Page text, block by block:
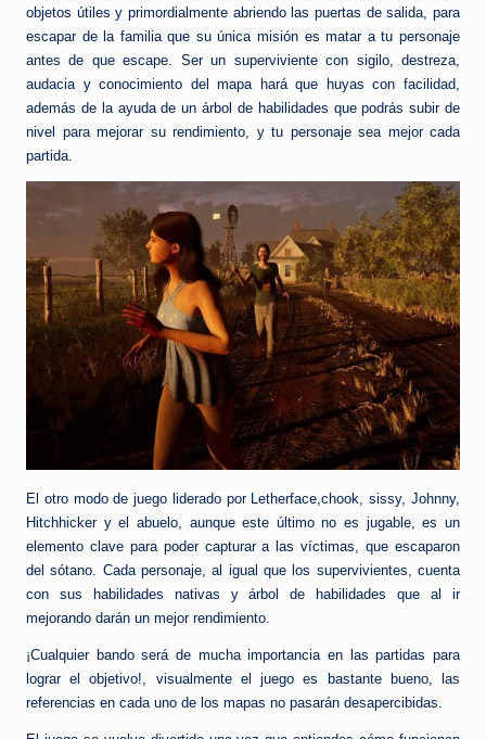
objetos útiles y primordialmente abriendo las puertas de salida, para
escapar de la familia que su única misión es matar a tu personaje
antes de que escape. Ser un superviviente con sigilo, destreza,
audacia y conocimiento del mapa hará que huyas con facilidad,
además de la ayuda de un árbol de habilidades que podrás subir de
nivel para mejorar su rendimiento, y tu personaje sea mejor cada
partida.
El otro modo de juego liderado por Letherface,chook, sissy, Johnny,
Hitchhicker y el abuelo, aunque este último no es jugable, es un
elemento clave para poder capturar a las víctimas, que escaparon
del sótano. Cada personaje, al igual que los supervivientes, cuenta
con sus habilidades nativas y árbol de habilidades que al ir
mejorando darán un mejor rendimiento.
¡Cualquier bando será de mucha importancia en las partidas para
lograr el objetivo!, visualmente el juego es bastante bueno, las
referencias en cada uno de los mapas no pasarán desapercibidas.